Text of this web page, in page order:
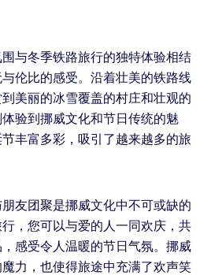
与冬季铁路旅行的独特体验相结
伦比的感受。沿着壮美的铁路线
美丽的冰雪覆盖的村庄和壮观的
验到挪威文化和节日传统的魅
丰富多彩，吸引了越来越多的旅
友团聚是挪威文化中不可或缺的
，您可以与爱的人一同欢庆，共
感受令人温暖的节日气氛。挪威
力，也使得旅途中充满了欢声笑